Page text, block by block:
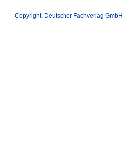
Copyright: Deutscher Fachverlag GmbH